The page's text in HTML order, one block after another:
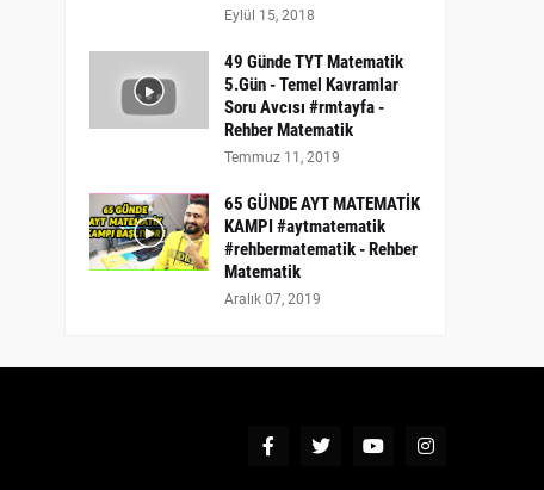
Eylül 15, 2018
49 Günde TYT Matematik
5.Gün - Temel Kavramlar
Soru Avcısı #rmtayfa -
Rehber Matematik
Temmuz 11, 2019
65 GÜNDE AYT MATEMATİK
KAMPI #aytmatematik
#rehbermatematik - Rehber
Matematik
Aralık 07, 2019